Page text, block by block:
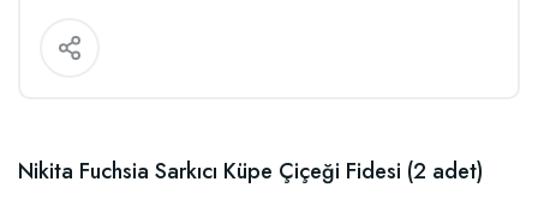
Nikita Fuchsia Sarkıcı Küpe Çiçeği Fidesi (2 adet)